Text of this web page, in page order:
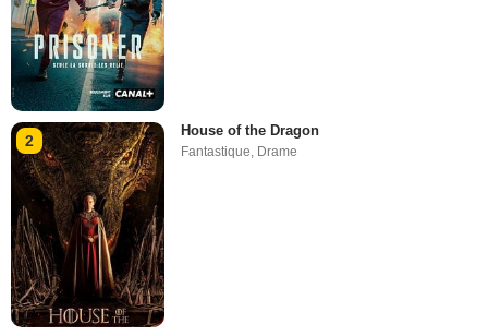
2
House of the Dragon
Fantastique Drame